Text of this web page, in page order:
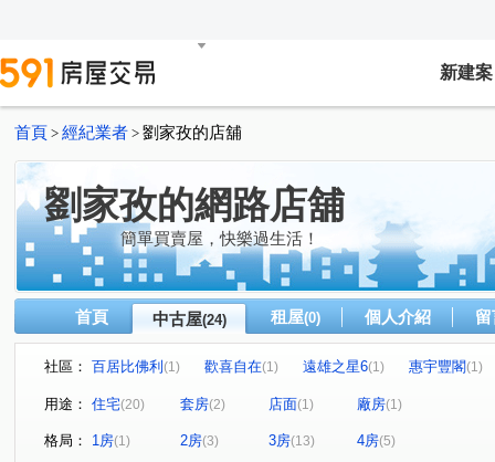
新建案
首頁 > 經紀業者 > 劉家孜的店舖
劉家孜的網路店舖
簡單買賣屋，快樂過生活！
首頁 中古屋(24) 租屋(0) 個人介紹
社區： 百居比佛利 (1) 歡喜自在(1) 遠雄之星6(1) 惠宇豐閣(1)
瑞聯天地F區 (1) (1) 六月微風 (1)
東山路一段
榮華街 港都路 華美西街二段
用途： 住宅(20) 套房(2) 店面(1) 廠房(1)
格局： 1房(1) 2房(3) 3房(13) 4房(5)